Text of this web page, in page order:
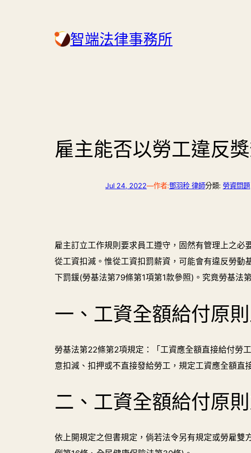
智端法律事務所
雇主能否以勞工違反
Jul 24, 2022—作者:鄧羽秢 律師分類: 勞資問題
雇主訂立工作規則要求員工遵守，固然有管理上之
從工資扣減。惟從工資扣罰薪資，可能會有違反勞
下罰鍰(勞基法第79條第1項第1款參照)。究竟勞基法
一、工資全額給付原
勞基法第22條第2項規定：「工資應全額直接給付勞
意扣減、扣押或不直接發給勞工，規定工資應全額直
二、工資全額給付原
依上開規定之但書規定，倘若法令另有規定或勞雇